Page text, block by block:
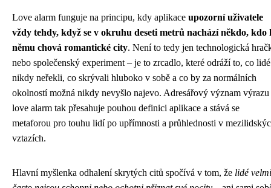
Love alarm funguje na principu, kdy aplikace upozorní uživatele
vždy tehdy, když se v okruhu deseti metrů nachází někdo, kdo
němu chová romantické city. Není to tedy jen technologická
nebo společenský experiment – je to zrcadlo, které odráží to, co lidé
nikdy neřekli, co skrývali hluboko v sobě a co by za normálních
okolností možná nikdy nevyšlo najevo. Adresářový význam výrazu
love alarm tak přesahuje pouhou definici aplikace a stává se
metaforou pro touhu lidí po upřímnosti a průhlednosti v
vztazích.
Hlavní myšlenka odhalení skrytých citů spočívá v tom, že lidé velmi